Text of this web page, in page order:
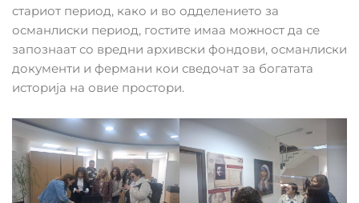
стариот период, како и во одделението за
османлиски период, гостите имаа можност да се
запознаат со вредни архивски фондови, османлиски
документи и фермани кои сведочат за богатата
историја на овие простори.